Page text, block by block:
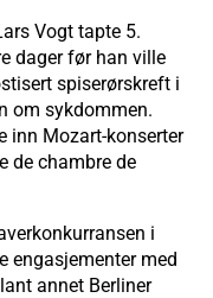
Vogt tapte 5.
dager før han ville
spiserørskreft i
om sykdommen.
inn Mozart-konserter
de chambre de
i
engasjementer med
annet Berliner